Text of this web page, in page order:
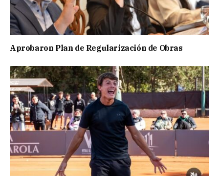
Aprobaron Plan de Regularización de Obras